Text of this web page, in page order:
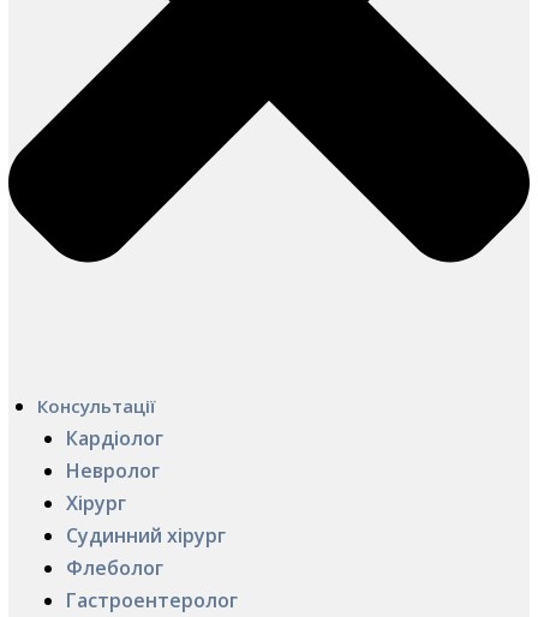
Консультації
Кардіолог
Невролог
Хірург
Судинний хірург
Флеболог
Гастроентеролог